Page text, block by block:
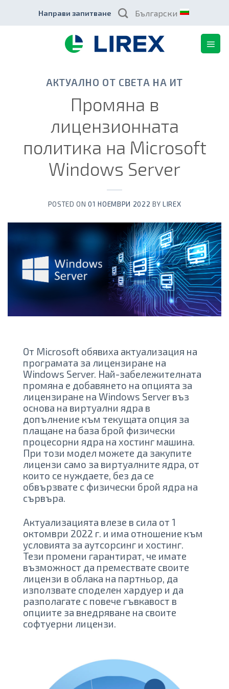
content
Направи запитване Български
АКТУАЛНО ОТ СВЕТА НА ИТ
Промяна в
лицензионната
политика на Microsoft
Windows Server
POSTED ON01 НОЕМВРИ 2022 BY LIREX
От Microsoft обявиха актуализация на
програмата за лицензиране на
Windows Server. Най-забележителната
промяна е добавянето на опцията за
лицензиране на Windows Server въз
основа на виртуални ядра в
допълнение към текущата опция за
плащане на база брой физически
процесорни ядра на хостинг машина.
При този модел можете да закупите
лицензи само за виртуалните ядра, от
които се нуждаете, без да се
обвързвате с физически брой ядра на
сървъра.
Актуализацията влезе в сила от 1
октомври 2022 г. и има отношение към
условията за аутсорсинг и хостинг.
Тези промени гарантират, че имате
възможност да премествате своите
лицензи в облака на партньор, да
използвате споделен хардуер и да
разполагате с повече гъвкавост в
опциите за внедряване на своите
софтуерни лицензи.